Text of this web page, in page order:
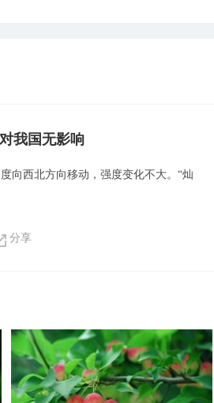
我国无影响
向西北方向移动，强度变化不大。“灿
分享